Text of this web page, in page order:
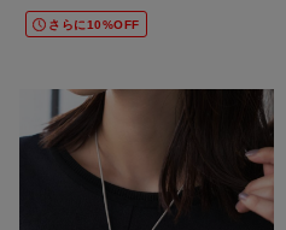
さらに10%OFF